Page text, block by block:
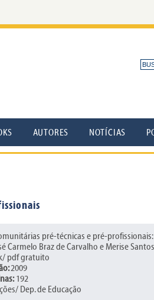
AUTORES NOTÍCIAS
pré-técnicas e pré-
Carmelo Braz de Carvalho e Merise
pdf gratuito
2009
192
Dep. de Educação